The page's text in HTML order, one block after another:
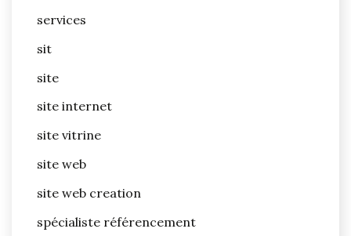
services
sit
site
site internet
site vitrine
site web
site web creation
spécialiste référencement